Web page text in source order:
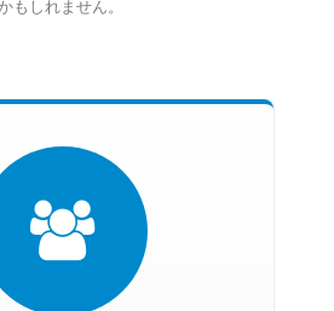
もしれません。